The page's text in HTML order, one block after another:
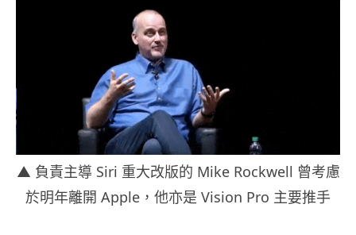
▲ 負責主導 Siri 重大改版的 Mike Rockwell 曾考慮
於明年離開 Apple，他亦是 Vision Pro 主要推手